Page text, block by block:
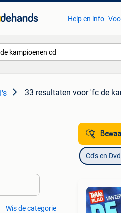
Help en info
33 resultaten voor 'fc de
Wis de categorie
Cd's en